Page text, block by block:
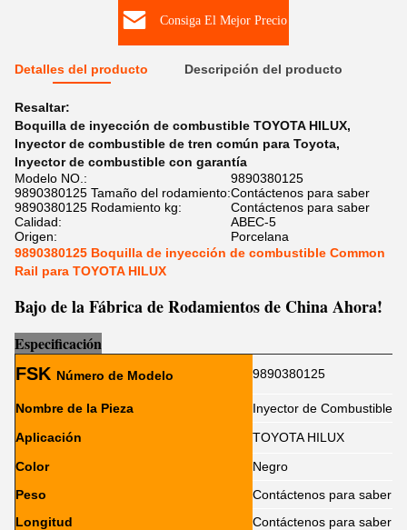
Consiga El Mejor Precio
Detalles del producto Descripción del producto
Resaltar:
Boquilla de inyección de combustible TOYOTA HILUX,
Inyector de combustible de tren común para Toyota,
Inyector de combustible con garantía
Modelo NO.:
9890380125
9890380125 Tamaño del rodamiento:Contáctenos para saber
9890380125 Rodamiento kg:
Contáctenos para saber
Calidad:
ABEC-5
Origen:
Porcelana
9890380125 Boquilla de inyección de combustible Common
Rail para TOYOTA HILUX
Bajo de la Fábrica de Rodamientos de China Ahora!
Especificación
FSK Número de Modelo 9890380125
Nombre de la Pieza
Inyector de Combustible
Aplicación
TOYOTA HILUX
Color
Negro
Peso
Contáctenos para saber
Longitud
Contáctenos para saber